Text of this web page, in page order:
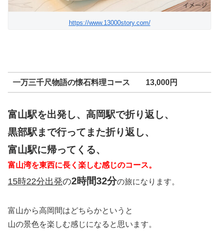
https://www.13000story.com/
一万三千尺物語の懐石料理コース 13,000円
富山駅を出発し、高岡駅で折り返し、
黒部駅まで行ってまた折り返し、
富山駅に帰ってくる、
富山湾を東西に長く楽しむ感じのコース。
15時22分出発の2時間32分の旅になります。
富山から高岡間はどちらかというと
山の景色を楽しむ感じになると思います。